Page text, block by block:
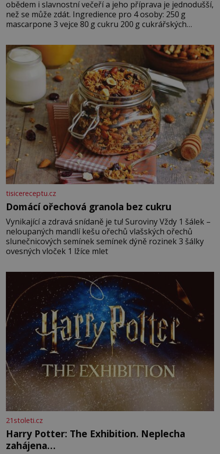
obědem i slavnostní večeří a jeho příprava je jednodušší,
než se může zdát. Ingredience pro 4 osoby: 250 g
mascarpone 3 vejce 80 g cukru 200 g cukrářských
posypání Postup: Oddělte žloutky od bílků. Žloutky
vyšlehejte s cukrem do světlé pěny a postupně do nich
vmíchejte mascarpone, aby vznikl hladký
tisicereceptu.cz
Domácí ořechová granola bez cukru
Vynikající a zdravá snídaně je tu! Suroviny Vždy 1 šálek –
neloupaných mandlí kešu ořechů vlašských ořechů
slunečnicových semínek semínek dýně rozinek 3 šálky
ovesných vloček 1 lžíce mlet
21stoleti.cz
Harry Potter: The Exhibition. Neplecha
zahájena…